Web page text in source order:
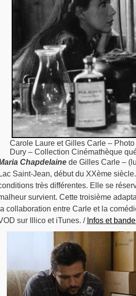
Carole Laure et Gilles Carle –
Dury – Collection Cinémathèque
Chapdelainede Gilles Carle –
Lac Saint-Jean, début du XXème
très différentes. Elle se
survient. Cette troisième
la collaboration entre Carle et la
sur Illico et iTunes. / Infos et